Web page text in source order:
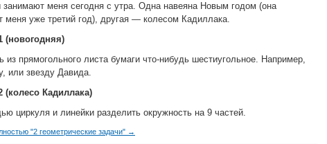
занимают меня сегодня с утра. Одна навеяна Новым годом (она
меня уже третий год), другая — колесом Кадиллака.
(новогодняя)
из прямогольного листа бумаги что-нибудь шестиугольное. Например,
или звезду Давида.
(колесо Кадиллака)
циркуля и линейки разделить окружность на 9 частей.
"2 геометрические задачи" →